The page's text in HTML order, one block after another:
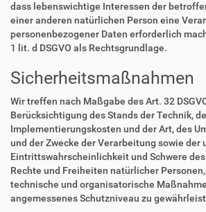
dass lebenswichtige Interessen der
einer anderen natürlichen Person eine
personenbezogener Daten erforderlich
1 lit. d DSGVO als Rechtsgrundlage.
Sicherheitsmaßnahmen
Wir treffen nach Maßgabe des Art. 32
Berücksichtigung des Stands der Technik,
Implementierungskosten und der Art, des
und der Zwecke der Verarbeitung sowie der
Eintrittswahrscheinlichkeit und Schwere
Rechte und Freiheiten natürlicher
technische und organisatorische
angemessenes Schutzniveau zu